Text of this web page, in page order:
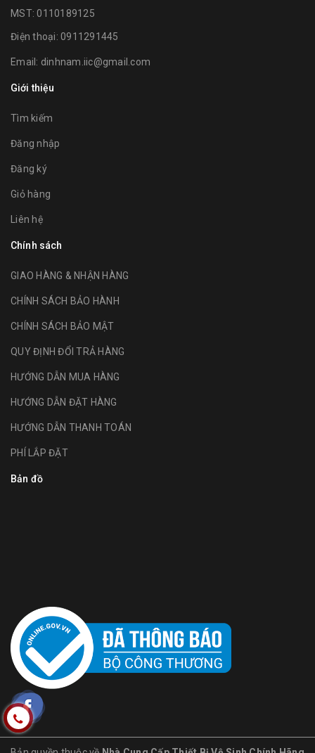
MST: 0110189125
Điện thoại: 0911291445
Email: dinhnam.iic@gmail.com
Giới thiệu
Tìm kiếm
Đăng nhập
Đăng ký
Giỏ hàng
Liên hệ
Chính sách
GIAO HÀNG & NHẬN HÀNG
CHÍNH SÁCH BẢO HÀNH
CHÍNH SÁCH BẢO MẬT
QUY ĐỊNH ĐỔI TRẢ HÀNG
HƯỚNG DẪN MUA HÀNG
HƯỚNG DẪN ĐẶT HÀNG
HƯỚNG DẪN THANH TOÁN
PHÍ LẮP ĐẶT
Bản đồ